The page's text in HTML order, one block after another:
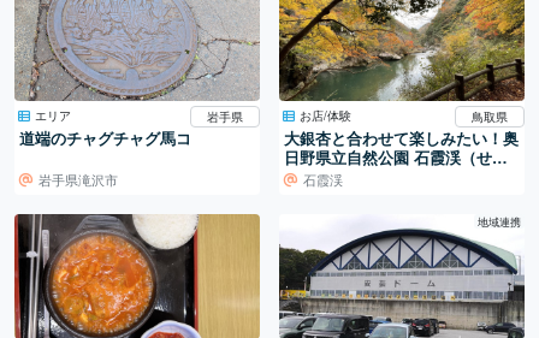
エリア 岩手県
道端のチャグチャグ馬コ
岩手県滝沢市
お店/体験 鳥取県
大銀杏と合わせて楽しみたい！奥
日野県立自然公園 石霞渓（せっ
かけい）の紅葉
石霞渓
地域連携